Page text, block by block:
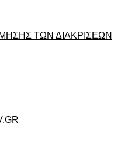
ΤΩΝ ΔΙΑΚΡΙΣΕΩΝ